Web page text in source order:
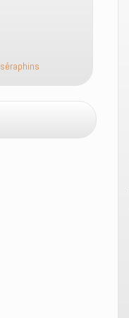
séraphins